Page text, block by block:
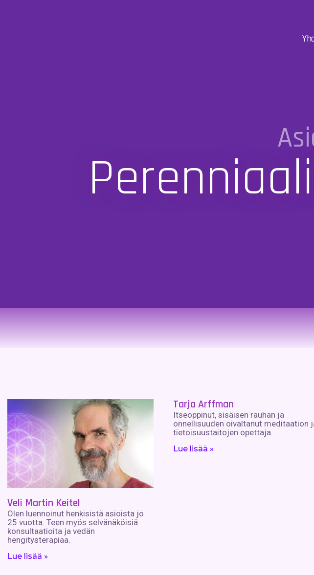
Veli Martin Keitel
Olen luennoinut henkisistä asioista jo
25 vuotta. Teen myös selvänäköisiä
konsultaatioita ja vedän
hengitysterapiaa.
Lue lisää »
Tarja Arffman
Itseoppinut, sisäisen rauhan ja
onnellisuuden oivaltanut meditaation
tietoisuustaitojen opettaja.
Lue lisää »